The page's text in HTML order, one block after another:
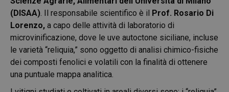
(DISAA). Il responsabile scientifico è il Prof. Rosario Di
Lorenzo, a capo delle attività di laboratorio di
microvinificazione, dove le uve autoctone siciliane, incluse
le varietà “reliquia,” sono oggetto di analisi chimico-fisiche
dei composti fenolici e volatili con la finalità di ottenere
una puntuale mappa analitica.